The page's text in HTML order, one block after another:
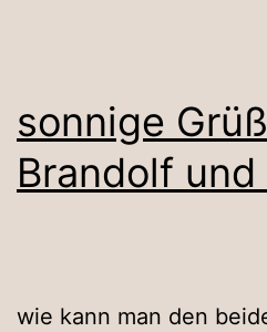
sonnige
Brandolf
wie kann man den